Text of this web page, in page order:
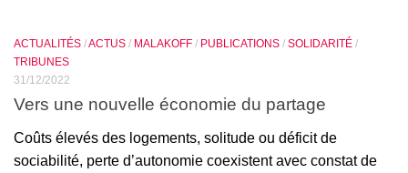
ACTUALITÉS /ACTUS / MALAKOFF / PUBLICATIONS / SOLIDARITÉ /
TRIBUNES
31/12/2022
Vers une nouvelle économie du partage
Coûts élevés des logements, solitude ou déficit de
sociabilité, perte d’autonomie coexistent avec constat de